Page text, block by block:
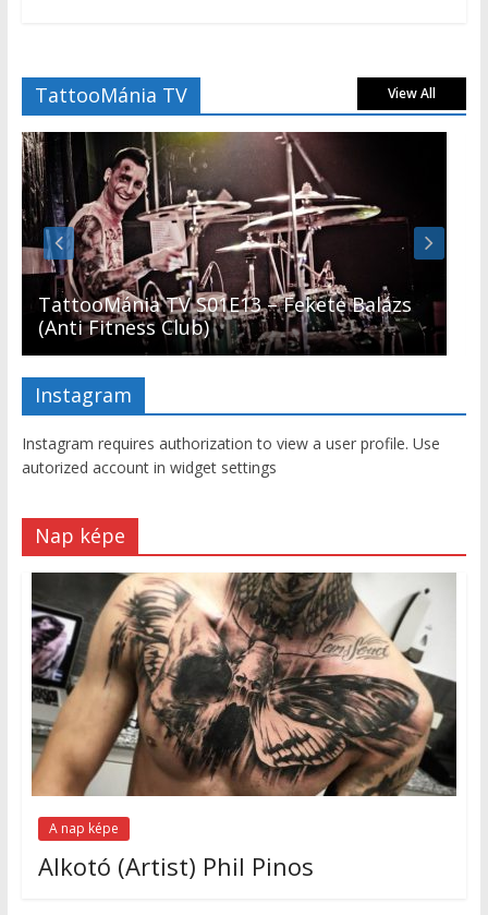
TattooMánia TV View All
TattooMánia TV S01E13 – Fekete Balázs
(Anti Fitness Club)
Instagram
Instagram requires authorization to view a user profile. Use
autorized account in widget settings
Nap képe
A nap képe
Alkotó (Artist) Phil Pinos